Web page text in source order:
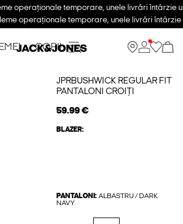
operaționale temporare, unele livrări întârzie
operaționale temporare, unele livrări
COPII
JPRBUSHWICK REGULAR FIT
PANTALONI CROIȚI
59.99 €
BLAZER:
PANTALONI: ALBASTRU / DARK
NAVY